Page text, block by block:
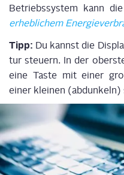
Betriebs­sys­tem kann
erheb­li­chem
Tipp: Du kannst die
tur steu­ern. In der
eine Tas­te mit einer
einer klei­nen (abdun­keln)